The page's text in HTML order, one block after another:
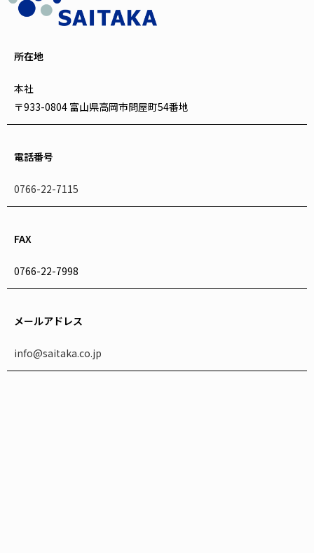
所在地
本社
〒933-0804 富山県高岡市問屋町54番地
電話番号
0766-22-7115
FAX
0766-22-7998
メールアドレス
info@saitaka.co.jp